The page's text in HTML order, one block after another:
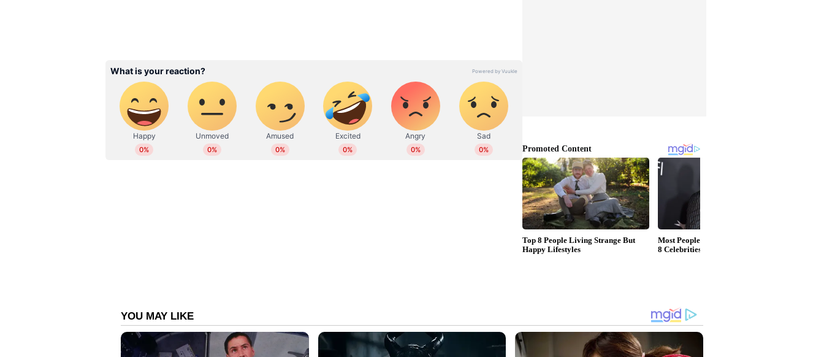
ഡോ. കെ. ശാരദാമണി
പഠനം നടത്തിയെന്ന് മാത്രമല്ല കേരളത്തിലെ അടിമ സമ്പ്രദായത്തെ കുറിച്ചും